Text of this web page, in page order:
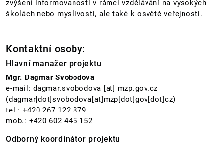
zvýšení informovanosti v rámci vzdělávání na vysokých
školách nebo myslivosti, ale také k osvětě veřejnosti.
Kontaktní osoby:
Hlavní manažer projektu
Mgr. Dagmar Svobodová
e-mail: dagmar.svobodova [at] mzp.gov.cz
(dagmar[dot]svobodova[at]mzp[dot]gov[dot]cz)
tel.: +420 267 122 879
mob.: +420 602 445 152
Odborný koordinátor projektu